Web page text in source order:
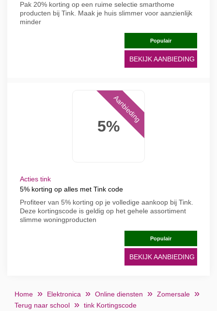
Pak 20% korting op een ruime selectie smarthome
producten bij Tink. Maak je huis slimmer voor aanzienlijk
minder
Populair
BEKIJK AANBIEDING
5%
Aanbieding
Acties tink
5% korting op alles met Tink code
Profiteer van 5% korting op je volledige aankoop bij Tink.
Deze kortingscode is geldig op het gehele assortiment
slimme woningproducten
Populair
BEKIJK AANBIEDING
Home Elektronica Online diensten
Zomersale
Terug naar school
tink Kortingscode